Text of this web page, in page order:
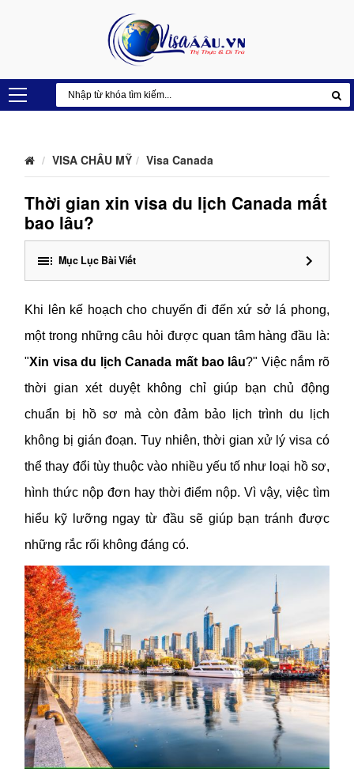
VISA CHÂU MỸ Visa Canada
Thời gian xin visa du lịch Canada mất
bao lâu?
Mục Lục Bài Viết
Khi lên kế hoạch cho chuyến đi đến xứ sở lá phong,
một trong những câu hỏi được quan tâm hàng đầu là:
"Xin visa du lịch Canada mất bao lâu?" Việc nắm rõ
thời gian xét duyệt không chỉ giúp bạn chủ động
chuẩn bị hồ sơ mà còn đảm bảo lịch trình du lịch
không bị gián đoạn. Tuy nhiên, thời gian xử lý visa có
thể thay đổi tùy thuộc vào nhiều yếu tố như loại hồ sơ,
hình thức nộp đơn hay thời điểm nộp. Vì vậy, việc tìm
hiểu kỹ lưỡng ngay từ đầu sẽ giúp bạn tránh được
những rắc rối không đáng có.